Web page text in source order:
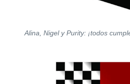
Alina, Nigel y Purity: ¡todos